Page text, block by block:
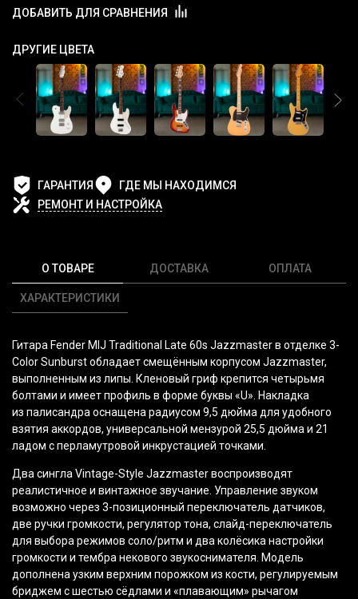
ДОБАВИТЬ ДЛЯ СРАВНЕНИЯ
ДРУГИЕ ЦВЕТА
ГАРАНТИЯ
ГДЕ МЫ НАХОДИМСЯ
РЕМОНТ И НАСТРОЙКА
О ТОВАРЕ
ХАРАКТЕРИСТИКИ
ДОСТАВКА ОПЛАТА
Гитара Fender MIJ Traditional Late 60s Jazzmaster в отделке 3-
Color Sunburst обладает смещённым корпусом Jazzmaster,
выполненным из липы. Кленовый гриф крепится четырьмя
болтами и имеет профиль в форме буквы «U». Накладка
из палисандра оснащена радиусом 9,5 дюйма для удобного
взятия аккордов, универсальной мензурой 25,5 дюйма и 21
ладом с перламутровой инкрустацией точками.
Два сингла Vintage-Style Jazzmaster воспроизводят
реалистичное и винтажное звучание. Управление звуком
возможно через 3-позиционный переключатель датчиков,
две ручки громкости, регулятор тона, слайд-переключатель
для выбора режимов соло/ритм и два колёсика настройки
громкости и тембра некового звукоснимателя. Модель
дополнена узким верхним порожком из кости, регулируемым
бриджем с шестью сёдлами и «плавающим» рычагом